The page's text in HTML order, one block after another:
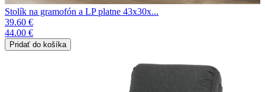
Stolík na gramofón a LP platne 43x30x...
39.60 €
44.00 €